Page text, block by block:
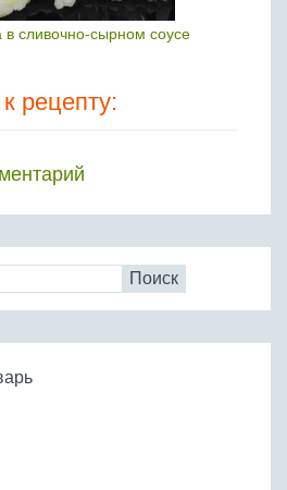
сливочно-сырном соусе
рецепту:
Поиск